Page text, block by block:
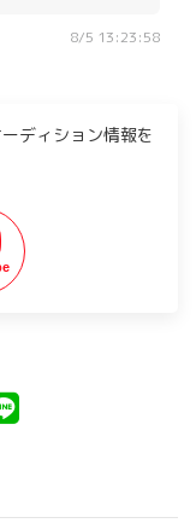
8/5 13:23:58
ディション情報を